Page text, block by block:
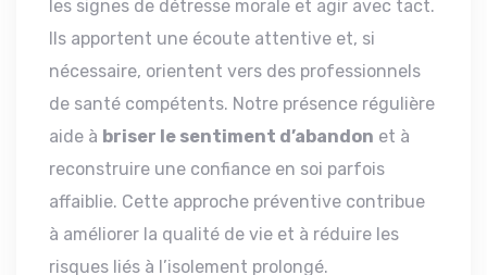
les signes de détresse morale et agir avec tact.
Ils apportent une écoute attentive et, si
nécessaire, orientent vers des professionnels
de santé compétents. Notre présence régulière
aide à briser le sentiment d’abandon et à
reconstruire une confiance en soi parfois
affaiblie. Cette approche préventive contribue
à améliorer la qualité de vie et à réduire les
risques liés à l’isolement prolongé.